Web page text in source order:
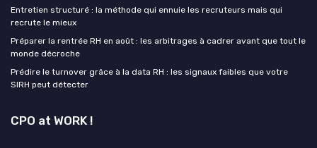
Entretien structuré : la méthode qui ennuie les recruteurs mais qui
recrute le mieux
Préparer la rentrée RH en août : les arbitrages à cadrer avant que tout le
monde décroche
Prédire le turnover grâce à la data RH : les signaux faibles que votre
SIRH peut détecter
CPO at WORK !